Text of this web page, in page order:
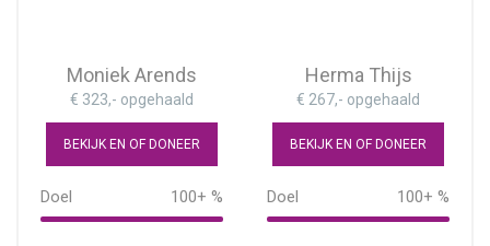
Moniek Arends
€ 323,- opgehaald
BEKIJK EN OF DONEER
Doel 100+ %
323%
Herma Thijs
€ 267,- opgehaald
BEKIJK EN OF DONEER
Doel 100+ %